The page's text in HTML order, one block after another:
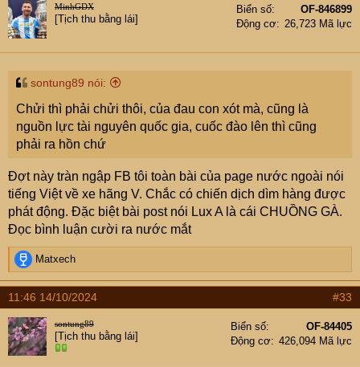
MinhGDX
[Tịch thu bằng lái]
Biển số
OF-846899
Động cơ
26,723 Mã lực
sontung89 nói:
Chửi thì phải chửi thôi, của đau con xót mà, cũng là
nguồn lực tài nguyên quốc gia, cuốc đào lên thì cũng
phải ra hồn chứ
Đợt này tràn ngập FB tôi toàn bài của page nước ngoài nói
tiếng Việt về xe hãng V. Chắc có chiến dịch dìm hàng được
phát động. Đặc biệt bài post nói Lux A là cái CHUỒNG GÀ.
Đọc bình luận cười ra nước mắt
R
e
a
c
t
i
o
n
Matxech
11:46 14/10/2024 #33
sontung89
[Tịch thu bằng lái]
Biển số
OF-84405
Động cơ
426,094 Mã lực